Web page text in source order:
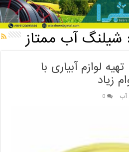
ممتاز
شیلنگ آب ممتاز
لوازم آبیاری با
زیاد
آب 0